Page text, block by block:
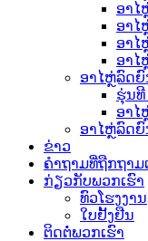
ອາໄ
ອາໄ
ອາໄ
ອາໄ
ອາໄຫຼ່ລົດຍົ
ຮຸ່ນທີ
ອາໄ
ອາໄຫຼ່ລົດຍົ
ຂ່າວ
ຄຳຖາມທີ່ຖືກຖາມ
ກ່ຽວກັບພວກເຮົາ
ທົວໂຮງງານ
ໃບຢັ້ງຢືນ
ຕິດຕໍ່ພວກເຮົາ